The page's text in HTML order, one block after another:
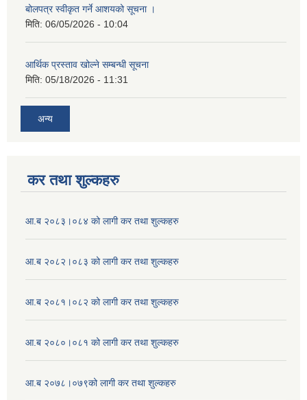
बोलपत्र स्वीकृत गर्ने आशयको सूचना ।
मिति: 06/05/2026 - 10:04
आर्थिक प्रस्ताव खोल्ने सम्बन्धी सूचना
मिति: 05/18/2026 - 11:31
अन्य
कर तथा शुल्कहरु
आ.ब २०८३।०८४ को लागी कर तथा शुल्कहरु
आ.ब २०८२।०८३ को लागी कर तथा शुल्कहरु
आ.ब २०८१।०८२ को लागी कर तथा शुल्कहरु
आ.ब २०८०।०८१ को लागी कर तथा शुल्कहरु
आ.ब २०७८।०७९को लागी कर तथा शुल्कहरु